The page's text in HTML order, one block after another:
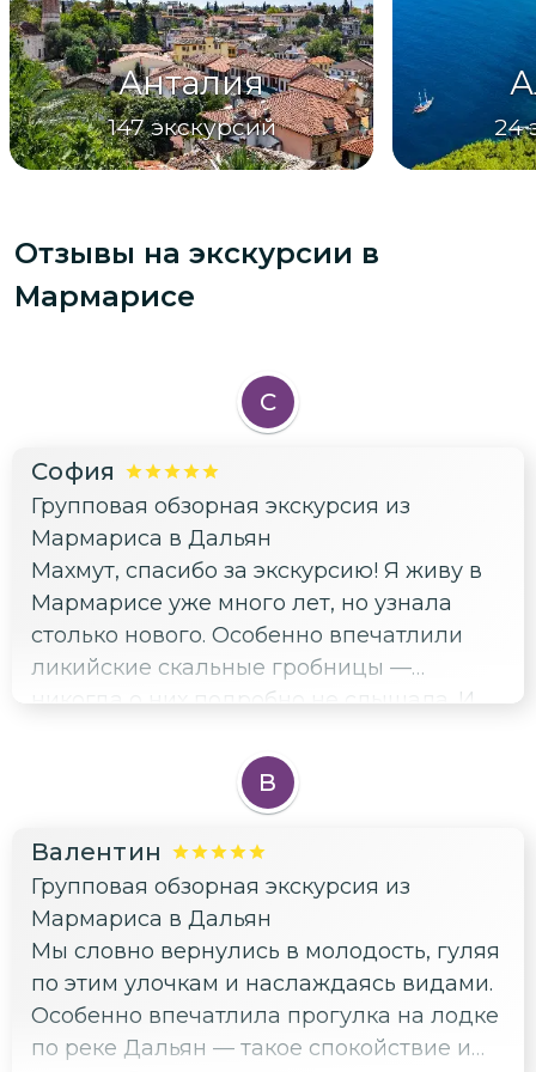
Анталия
147 экскурсий 24
Отзывы на экскурсии в
Мармарисе
С
София
Групповая обзорная экскурсия из
Мармариса в Дальян
Махмут, спасибо за экскурсию! Я живу в
Мармарисе уже много лет, но узнала
столько нового. Особенно впечатлили
ликийские скальные гробницы —
никогда о них подробно не слышала. И
долгой прогулки. Рекомендую всем, кто
хочет узнать что-то новое и отдохнуть
В
Валентин
Групповая обзорная экскурсия из
Мармариса в Дальян
Мы словно вернулись в молодость, гуляя
по этим улочкам и наслаждаясь видами.
Особенно впечатлила прогулка на лодке
по реке Дальян — такое спокойствие и